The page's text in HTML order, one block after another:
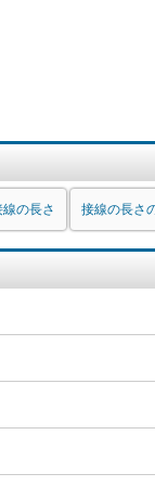
線の長さ 接線の長さ